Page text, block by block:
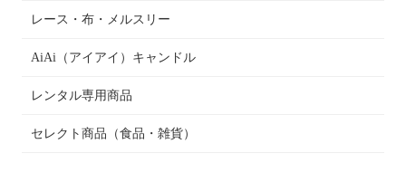
レース・布・メルスリー
AiAi（アイアイ）キャンドル
レンタル専用商品
セレクト商品（食品・雑貨）